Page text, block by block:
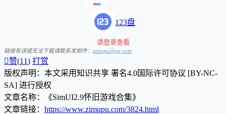
123盘
请登录查看
链接有误或无法下载请联系发邮件： zimupu@qq.com
赞(11) 打赏
版权声明：本文采用知识共享 署名4.0国际许可协议 [BY-NC-
SA] 进行授权
文章名称：《SimUI2.9怀旧游戏合集》
文章链接： https://www.zimupu.com/3824.html